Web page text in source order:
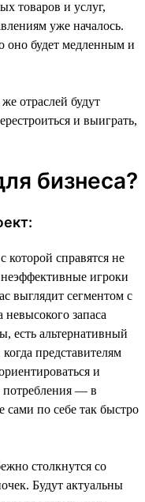
товаров и услуг,
уже началось.
оно будет медленным и
отраслей будут
и выиграть,
бизнеса?
которой справятся не
игроки
выглядит сегментом с
запаса
есть альтернативный
представителям
и
потребления — в
сами по себе так быстро
столкнутся со
Будут актуальны